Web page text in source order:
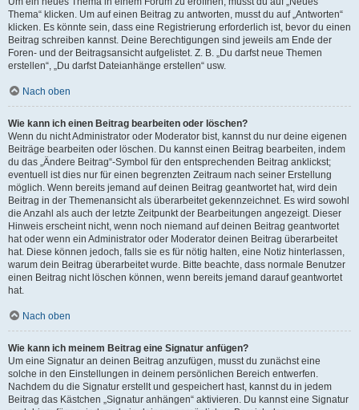
Thema“ klicken. Um auf einen Beitrag zu antworten, musst du auf „Antworten“
klicken. Es könnte sein, dass eine Registrierung erforderlich ist, bevor du einen
Beitrag schreiben kannst. Deine Berechtigungen sind jeweils am Ende der
Foren- und der Beitragsansicht aufgelistet. Z. B. „Du darfst neue Themen
erstellen“, „Du darfst Dateianhänge erstellen“ usw.
Nach oben
Wie kann ich einen Beitrag bearbeiten oder löschen?
Wenn du nicht Administrator oder Moderator bist, kannst du nur deine eigenen
Beiträge bearbeiten oder löschen. Du kannst einen Beitrag bearbeiten, indem
du das „Ändere Beitrag“-Symbol für den entsprechenden Beitrag anklickst;
eventuell ist dies nur für einen begrenzten Zeitraum nach seiner Erstellung
möglich. Wenn bereits jemand auf deinen Beitrag geantwortet hat, wird dein
Beitrag in der Themenansicht als überarbeitet gekennzeichnet. Es wird sowohl
die Anzahl als auch der letzte Zeitpunkt der Bearbeitungen angezeigt. Dieser
Hinweis erscheint nicht, wenn noch niemand auf deinen Beitrag geantwortet
hat oder wenn ein Administrator oder Moderator deinen Beitrag überarbeitet
hat. Diese können jedoch, falls sie es für nötig halten, eine Notiz hinterlassen,
warum dein Beitrag überarbeitet wurde. Bitte beachte, dass normale Benutzer
einen Beitrag nicht löschen können, wenn bereits jemand darauf geantwortet
hat.
Nach oben
Wie kann ich meinem Beitrag eine Signatur anfügen?
Um eine Signatur an deinen Beitrag anzufügen, musst du zunächst eine
solche in den Einstellungen in deinem persönlichen Bereich entwerfen.
Nachdem du die Signatur erstellt und gespeichert hast, kannst du in jedem
Beitrag das Kästchen „Signatur anhängen“ aktivieren. Du kannst eine Signatur